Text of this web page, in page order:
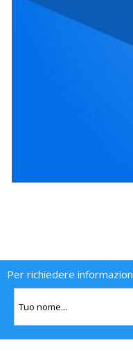
Per richiedere